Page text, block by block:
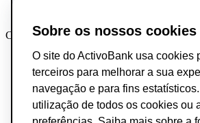
Canais AB
App ActivoBank
App ActivoTrader
Metaverso
Incumprimento de Contratos de
Fundo de Garantia de Depósitos
Sobre os nossos cookies
O site do ActivoBank usa cookies
terceiros para melhorar a sua
navegação e para fins
utilização de todos os cookies ou